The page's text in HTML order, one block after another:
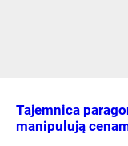
Tajemnica
manipulują